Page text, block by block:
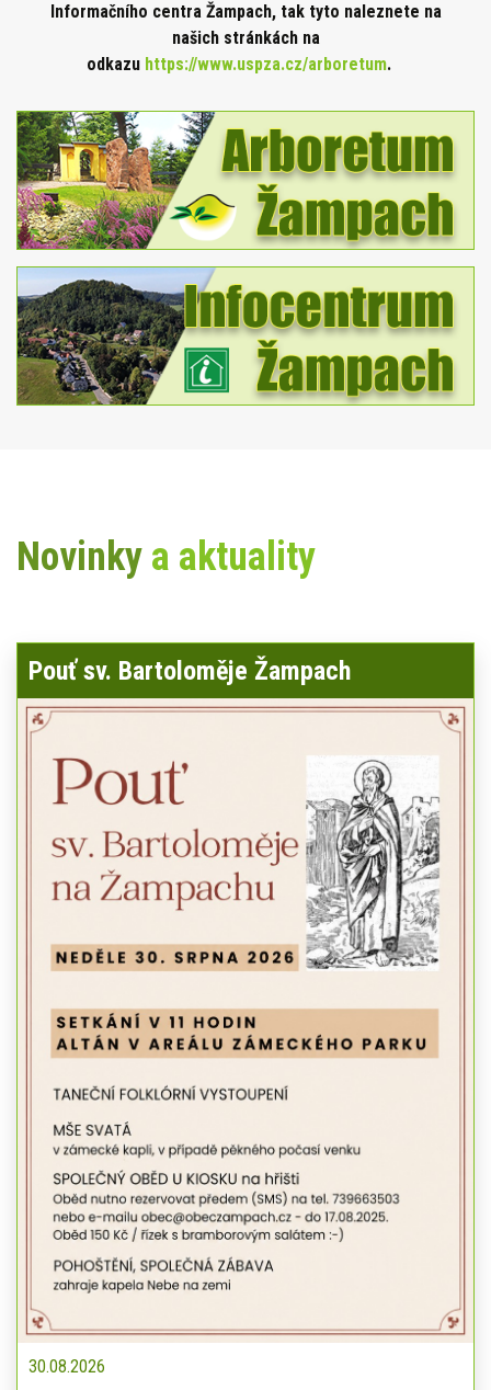
Informačního centra Žampach, tak tyto naleznete na
našich stránkách na
odkazu https://www.uspza.cz/arboretum.
Novinky a aktuality
Pouť sv. Bartoloměje Žampach
30.08.2026